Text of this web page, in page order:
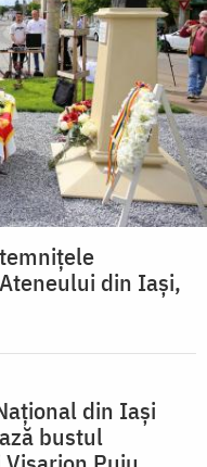
din Iași,
din Iași
bustul